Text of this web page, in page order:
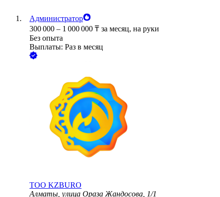
Администратор
300 000 – 1 000 000 ₸ за месяц, на руки
Без опыта
Выплаты: Раз в месяц
ТОО KZBURO
Алматы, улица Ораза Жандосова, 1/1